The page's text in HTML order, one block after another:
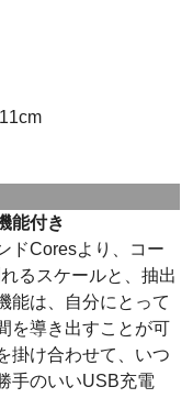
能付き
ドCoresより、コー
るスケールと、抽出
能は、自分にとって
を導き出すことが可
掛け合わせて、いつ
手のいいUSB充電